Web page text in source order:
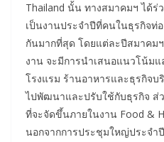
Thailand นั้น ทางสมาคมฯ ได้ร่
เป็นงานประจำปีที่คนในธุรกิจท่
กันมากที่สุด โดยแต่ละปีสมาคม
งาน จะมีการนำเสนอแนวโน้มแ
โรงแรม ร้านอาหารและธุรกิจบ
ไปพัฒนาและปรับใช้กับธุรกิจ ส่
ที่จะจัดขึ้นภายในงาน Food &
นอกจากการประชุมใหญ่ประจ